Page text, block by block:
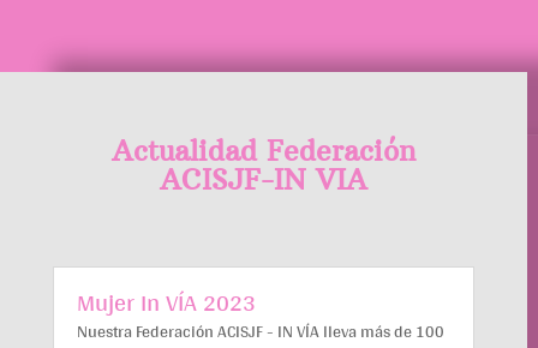
Actualidad Federación
ACISJF-IN VIA
Mujer In VÍA 2023
Nuestra Federación ACISJF - IN VÍA lleva más de 100